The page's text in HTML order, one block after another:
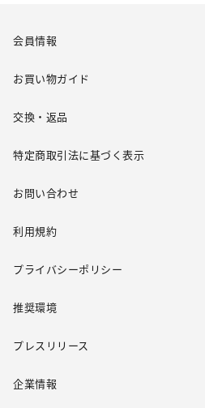
会員情報
お買い物ガイド
交換・返品
特定商取引法に基づく表示
お問い合わせ
利用規約
プライバシーポリシー
推奨環境
プレスリリース
企業情報